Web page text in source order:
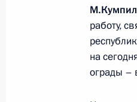
31
31
работу,
на
ограды –